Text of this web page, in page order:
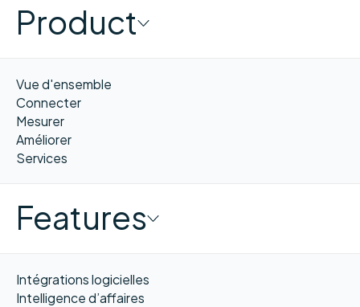
Product
Vue d'ensemble
Connecter
Mesurer
Améliorer
Services
Features
Intégrations logicielles
Intelligence d’affaires